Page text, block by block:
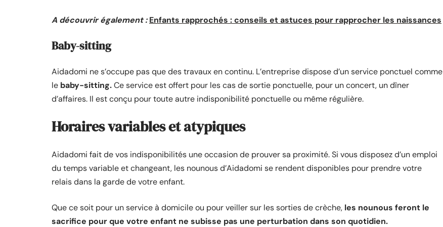
A découvrir également : Enfants rapprochés : conseils et astuces pour rapprocher les naissances
Baby-sitting
Aidadomi ne s’occupe pas que des travaux en continu. L’entreprise dispose d’un service ponctuel comme
le baby-sitting.Ce service est offert pour les cas de sortie ponctuelle, pour un concert, un dîner
d’affaires. Il est conçu pour toute autre indisponibilité ponctuelle ou même régulière.
Horaires variables et atypiques
Aidadomi fait de vos indisponibilités une occasion de prouver sa proximité. Si vous disposez d’un emploi
du temps variable et changeant, les nounous d’Aidadomi se rendent disponibles pour prendre votre
relais dans la garde de votre enfant.
Que ce soit pour un service à domicile ou pour veiller sur les sorties de crèche, les nounous feront le
sacrifice pour que votre enfant ne subisse pas une perturbation dans son quotidien.